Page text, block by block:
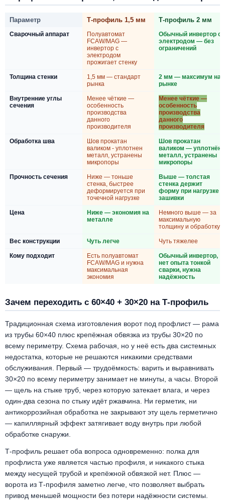
Параметр Т-профиль 1,5 мм Т-профиль 2 мм
Сварочный аппарат
Полуавтомат
FCAW/MAG —
инвертор с
электродом
прожигает стенку
Обычный инвертор с
электродом — без
ограничений
Толщина стенки
1,5 мм — стандарт
рынка
2 мм — максимум на
рынке
Внутренние углы
сечения
Менее чёткие —
особенность
производства
данного
производителя
Менее чёткие —
особенность
производства
данного
производителя
Обработка шва
Шов прокатан
валиком - уплотнен
металл, устранены
микропоры
Шов прокатан
валиком — уплотнён
металл, устранены
микропоры
Прочность сечения
Ниже — тоньше
стенка, быстрее
деформируется при
точечной нагрузке
Выше — толстая
стенка держит
форму при нагрузке
зашивки
Цена
Ниже — экономия на
металле
Немного выше — за
максимальную
толщину и обработку
Вес конструкции Чуть легче Чуть тяжелее
Кому подходит
Есть полуавтомат
FCAW/MAG и нужна
максимальная
экономия
Обычный инвертор,
нет опыта тонкой
сварки, нужна
надёжность
Зачем переходить с 60×40 + 30×20 на Т-профиль
Традиционная схема изготовления ворот под профлист — рама
из трубы 60×40 плюс крепёжная обвязка из трубы 30×20 по
всему периметру. Схема рабочая, но у неё есть два системных
недостатка, которые не решаются никакими средствами
обслуживания. Первый — трудоёмкость: варить и выравнивать
30×20 по всему периметру занимает не минуты, а часы. Второй
— щель на стыке труб, через которую затекает влага, и через
один-два сезона по стыку идёт ржавчина. Ни герметик, ни
антикоррозийная обработка не закрывают эту щель герметично
— капиллярный эффект затягивает воду внутрь при любой
обработке снаружи.
Т-профиль решает оба вопроса одновременно: полка для
профлиста уже является частью профиля, и никакого стыка
между несущей трубой и крепёжной обвязкой нет. Плюс —
ворота из Т-профиля заметно легче, что позволяет выбрать
привод меньшей мощности без потери надёжности системы.